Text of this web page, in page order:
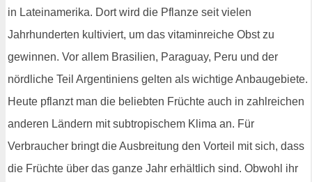
in Lateinamerika. Dort wird die Pflanze seit vielen
Jahrhunderten kultiviert, um das vitaminreiche Obst zu
gewinnen. Vor allem Brasilien, Paraguay, Peru und der
nördliche Teil Argentiniens gelten als wichtige Anbaugebiete.
Heute pflanzt man die beliebten Früchte auch in zahlreichen
anderen Ländern mit subtropischem Klima an. Für
Verbraucher bringt die Ausbreitung den Vorteil mit sich, dass
die Früchte über das ganze Jahr erhältlich sind. Obwohl ihr